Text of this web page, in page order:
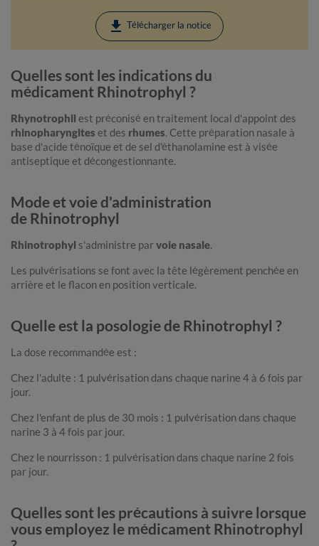
download Télécharger la notice
Quelles sont les indications du
médicament Rhinotrophyl ?
Rhynotrophil est préconisé en traitement local d'appoint des
rhinopharyngites et des rhumes. Cette préparation nasale à
base d'acide ténoïque et de sel d'éthanolamine est à visée
antiseptique et décongestionnante.
Mode et voie d'administration
de Rhinotrophyl
Rhinotrophyl s'administre parvoie nasale.
Les pulvérisations se font avec la tête légèrement penchée en
arrière et le flacon en position verticale.
Quelle est la posologie de Rhinotrophyl ?
La dose recommandée est :
Chez l'adulte : 1 pulvérisation dans chaque narine 4 à 6 fois par
jour.
Chez l'enfant de plus de 30 mois : 1 pulvérisation dans chaque
narine 3 à 4 fois par jour.
Chez le nourrisson : 1 pulvérisation dans chaque narine 2 fois
par jour.
Quelles sont les précautions à suivre lorsque
vous employez le médicament Rhinotrophyl